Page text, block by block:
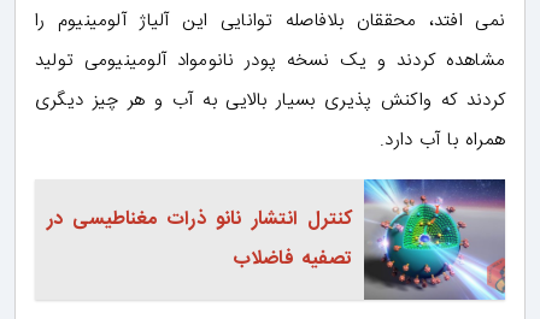
نمی افتد، محققان بلافاصله توانایی این آلیاژ آلومینیوم را
مشاهده کردند و یک نسخه پودر نانومواد آلومینیومی تولید
کردند که واکنش پذیری بسیار بالایی به آب و هر چیز دیگری
همراه با آب دارد.
کنترل انتشار نانو ذرات مغناطیسی در
تصفیه فاضلاب